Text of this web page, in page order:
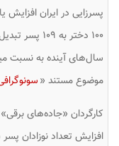
پسرزایی در ایران افزایش
۱۰۰ دختر
سال‌های آینده به نسبت
موضوع مستند «
کارگردان «جاده‌های
افزایش تعداد نوزادان